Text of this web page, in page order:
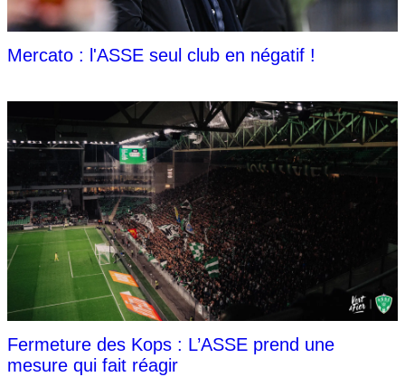
Mercato : l'ASSE seul club en négatif !
Fermeture des Kops : L’ASSE prend une
mesure qui fait réagir